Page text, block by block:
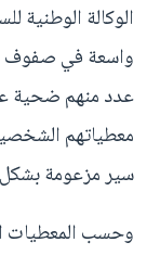
الوكالة الوطنية
واسعة في صفوف
عدد منهم ضحية
معطياتهم
سير مزعومة
وحسب المعطيات